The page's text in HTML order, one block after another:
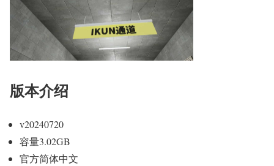
版本介绍
v20240720
容量3.02GB
官方简体中文